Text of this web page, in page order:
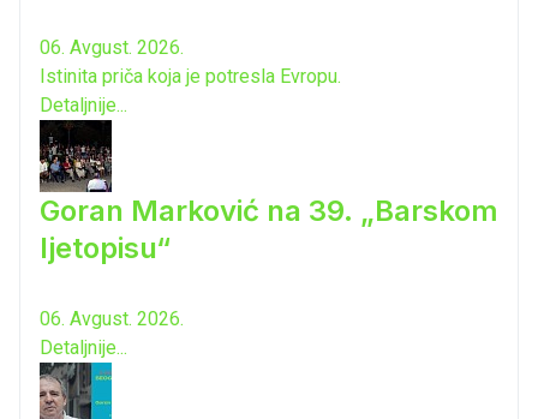
06. Avgust. 2026.
Istinita priča koja je potresla Evropu.
Detaljnije...
Goran Marković na 39. „Barskom
ljetopisu“
06. Avgust. 2026.
Detaljnije...